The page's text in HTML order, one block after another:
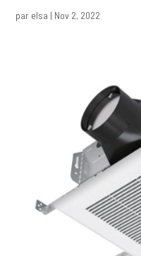
par elsa | Nov 2, 2022